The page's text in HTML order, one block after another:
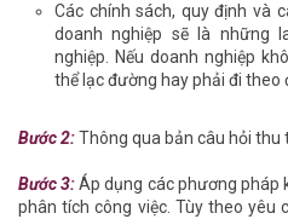
Các chính sách, quy định và
doanh nghiệp sẽ là những
nghiệp. Nếu doanh nghiệp
thể lạc đường hay phải đi theo
Bước 2:Thông qua bản câu hỏi thu
Bước 3:Áp dụng các phương pháp
phân tích công việc. Tùy theo yêu